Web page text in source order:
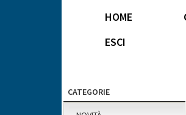
HOME
ESCI
CATEGORIE